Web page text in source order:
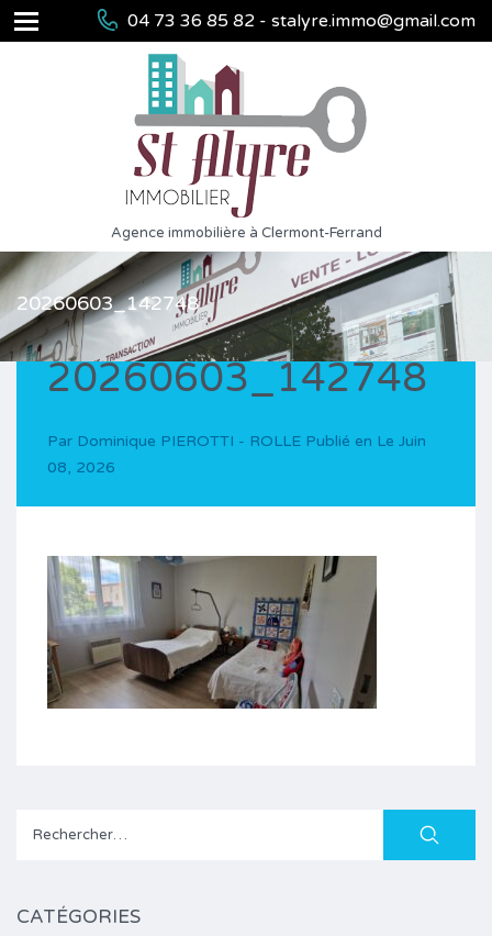
04 73 36 85 82 - stalyre.immo@gmail.com
Agence immobilière à Clermont-Ferrand
20260603_142748
20260603_142748
Par Dominique PIEROTTI - ROLLE Publié en Le Juin
08, 2026
Rechercher :
CATÉGORIES